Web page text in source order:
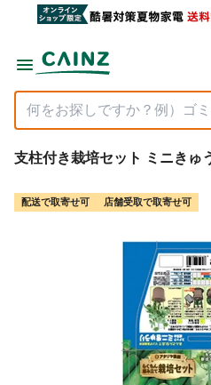
支柱付き栽培セット ミニきゅ
配送で取寄せ可 店舗受取で取寄せ可